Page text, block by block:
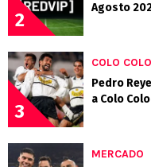
2
Agosto
3
COLO COLO
Pedro
a Colo Colo
MERCADO